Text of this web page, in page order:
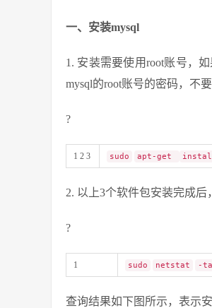
一、安装mysql
1. 安装需要使用root账号，
mysql的root账号的密码，不要
?
1 2 3 sudo apt-get
2. 以上3个软件包安装完成后
?
1 sudo netstat -
查询结果如下图所示，表示安